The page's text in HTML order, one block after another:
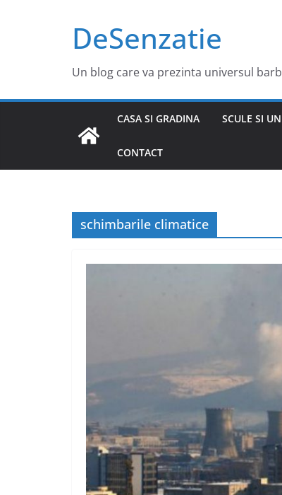
DeSenzatie
Un blog care va prezinta universul
CASA SI GRADINA SCULE SI
CONTACT
schimbarile climatice
Care sunt
caselor din
aprilie 17, 2020